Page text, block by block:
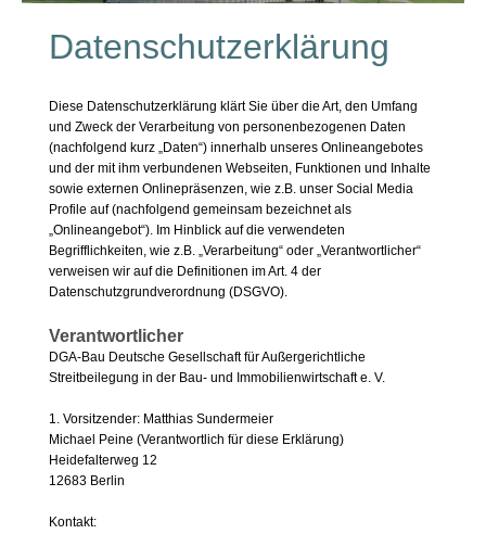
Datenschutzerklärung
Diese Datenschutzerklärung klärt Sie über die Art, den Umfang
und Zweck der Verarbeitung von personenbezogenen Daten
(nachfolgend kurz „Daten“) innerhalb unseres Onlineangebotes
und der mit ihm verbundenen Webseiten, Funktionen und Inhalte
sowie externen Onlinepräsenzen, wie z.B. unser Social Media
Profile auf (nachfolgend gemeinsam bezeichnet als
„Onlineangebot“). Im Hinblick auf die verwendeten
Begrifflichkeiten, wie z.B. „Verarbeitung“ oder „Verantwortlicher“
verweisen wir auf die Definitionen im Art. 4 der
Datenschutzgrundverordnung (DSGVO).
Verantwortlicher
DGA-Bau Deutsche Gesellschaft für Außergerichtliche
Streitbeilegung in der Bau- und Immobilienwirtschaft e. V.
1. Vorsitzender: Matthias Sundermeier
Michael Peine (Verantwortlich für diese Erklärung)
Heidefalterweg 12
12683 Berlin
Kontakt: